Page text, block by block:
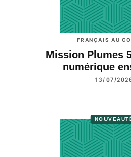
FRANÇAIS AU
Mission Plumes
numérique
13/07/